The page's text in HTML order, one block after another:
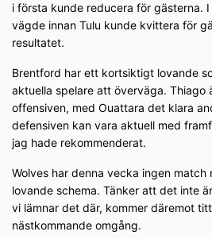
i första kunde reducera för gästerna.
vägde innan Tulu kunde kvittera för
resultatet.
Brentford har ett kortsiktigt lovande
aktuella spelare att överväga. Thiago
offensiven, med Ouattara det klara
defensiven kan vara aktuell med
jag hade rekommenderat.
Wolves har denna vecka ingen
lovande schema. Tänker att det inte
vi lämnar det där, kommer däremot
nästkommande omgång.